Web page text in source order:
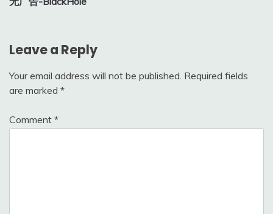
Leave a Reply
Your email address will not be published. Required fields
are marked *
Comment *